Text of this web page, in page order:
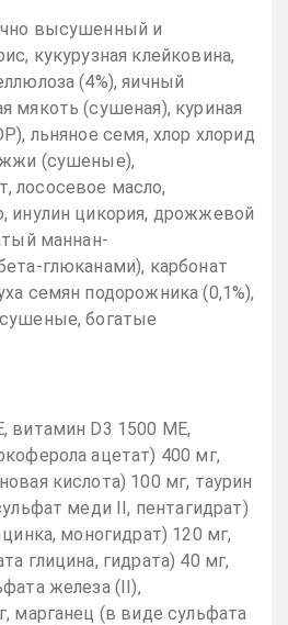
высушенный и
кукурузная клейковина,
(4%), яичный
мякоть (сушеная), куриная
льняное семя, хлор хлорид
(сушеные),
лососевое масло,
инулин цикория, дрожжевой
маннан-
глюканами), карбонат
семян подорожника (0,1%),
богатые
витамин D3 1500 МЕ,
ацетат) 400 мг,
кислота) 100 мг, таурин
меди II, пентагидрат)
моногидрат) 120 мг,
глицина, гидрата) 40 мг,
железа (II),
марганец (в виде сульфата